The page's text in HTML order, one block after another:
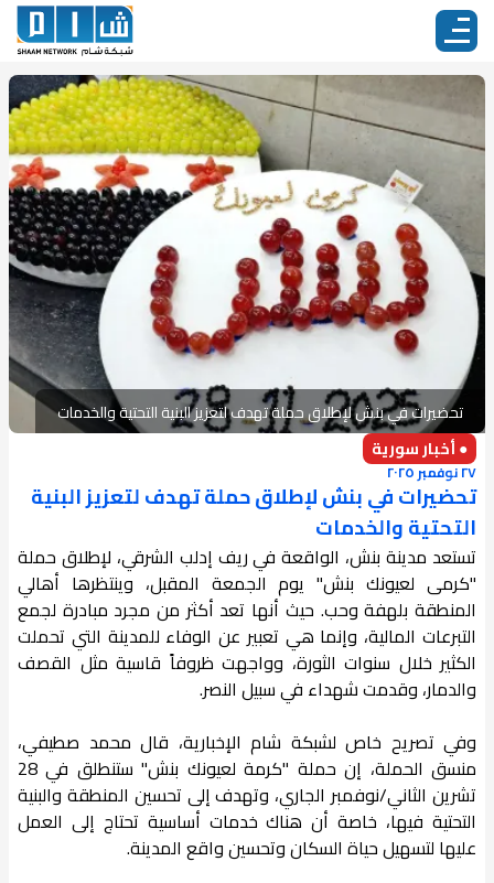
تحضيرات في بنش لإطلاق حملة تهدف لتعزيز البنية التحتية والخدمات
● أخبار سورية
٢٧ نوفمبر ٢٠٢٥
تحضيرات في بنش لإطلاق حملة تهدف لتعزيز البنية
التحتية والخدمات
تستعد مدينة بنش، الواقعة في ريف إدلب الشرقي، لإطلاق حملة
"كرمى لعيونك بنش" يوم الجمعة المقبل، وينتظرها أهالي
المنطقة بلهفة وحب. حيث أنها تعد أكثر من مجرد مبادرة لجمع
التبرعات المالية، وإنما هي تعبير عن الوفاء للمدينة التي تحملت
الكثير خلال سنوات الثورة، وواجهت ظروفاً قاسية مثل القصف
والدمار، وقدمت شهداء في سبيل النصر.
وفي تصريح خاص لشبكة شام الإخبارية، قال محمد صطيفي،
منسق الحملة، إن حملة "كرمة لعيونك بنش" ستنطلق في 28
تشرين الثاني/نوفمبر الجاري، وتهدف إلى تحسين المنطقة والبنية
التحتية فيها، خاصة أن هناك خدمات أساسية تحتاج إلى العمل
عليها لتسهيل حياة السكان وتحسين واقع المدينة.